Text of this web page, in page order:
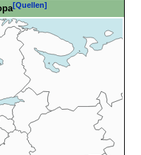
[Quellen]